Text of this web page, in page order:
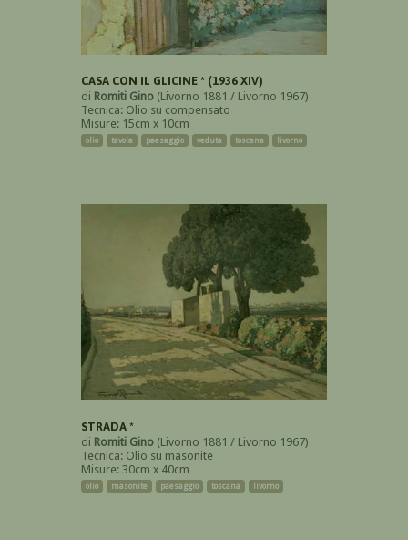
CASA CON IL GLICINE * (1936 XIV)
di Romiti Gino (Livorno 1881 / Livorno 1967)
Tecnica: Olio su compensato
Misure: 15cm x 10cm
olio tavola paesaggio veduta toscana livorno
STRADA *
di Romiti Gino (Livorno 1881 / Livorno 1967)
Tecnica: Olio su masonite
Misure: 30cm x 40cm
olio masonite paesaggio toscana livorno